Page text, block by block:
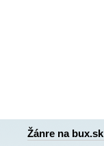
Žánre na bux.sk